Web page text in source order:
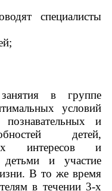
специалисты
в группе
условий
и
детей,
интересови
и участие
В то же время
в течении 3-х